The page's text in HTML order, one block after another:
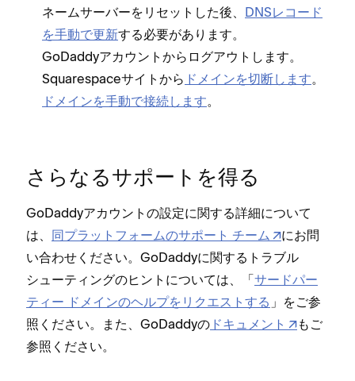
ネ⁠ームサ⁠ーバ⁠ーをリセ⁠ットした後⁠、 DNSレコ⁠ード
を手動で更新する必要があります⁠。
GoDaddyアカウントからログアウトします⁠。
Squarespaceサイトから ドメインを切断します⁠。
ドメインを手動で接続します⁠。
さらなるサポ⁠ートを得る
GoDaddyアカウントの設定に関する詳細について
は⁠、 同プラ⁠ットフ⁠ォ⁠ームのサポ⁠ート チ⁠ーム
にお問
い合わせください⁠。GoDaddyに関するトラブル
シ⁠ュ⁠ーテ⁠ィングのヒントについては⁠、「⁠サ⁠ードパ⁠ー
テ⁠ィ⁠ー ドメインのヘルプをリクエストする ⁠」をご参
照ください⁠。また⁠、GoDaddyの ドキ⁠ュメント
もご
参照ください⁠。